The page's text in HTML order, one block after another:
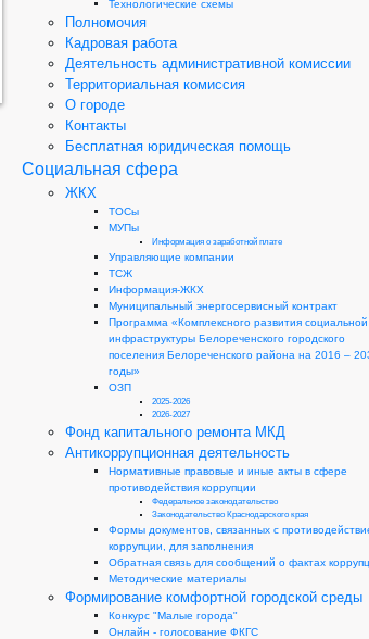
Технологические схемы
Полномочия
Кадровая работа
Деятельность административной комиссии
Территориальная комиссия
О городе
Контакты
Бесплатная юридическая помощь
Социальная сфера
ЖКХ
ТОСы
МУПы
Информация о заработной плате
Управляющие компании
ТСЖ
Информация-ЖКХ
Муниципальный энергосервисный контракт
Программа «Комплексного развития социальной
инфраструктуры Белореченского городского
поселения Белореченского района на 2016 –
годы»
ОЗП
2025-2026
2026-2027
Фонд капитального ремонта МКД
Антикоррупционная деятельность
Нормативные правовые и иные акты в сфере
противодействия коррупции
Федеральное законодательство
Законодательство Краснодарского края
Формы документов, связанных с
коррупции, для заполнения
Обратная связь для сообщений о фактах
Методические материалы
Формирование комфортной городской среды
Конкурс "Малые города"
Онлайн - голосование ФКГС